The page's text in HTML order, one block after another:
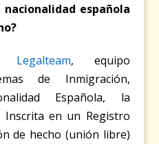
española
Legalteam, equipo
de Inmigración,
Española, la
Inscrita en un Registro
de hecho (unión libre)